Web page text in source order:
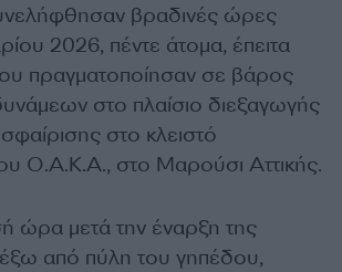
βραδινές ώρες
2026, πέντε άτομα, έπειτα
πραγματοποίησαν σε βάρος
στο πλαίσιο διεξαγωγής
στο κλειστό
Ο.Α.Κ.Α., στο Μαρούσι Αττικής.
ώρα μετά την έναρξη της
από πύλη του γηπέδου,